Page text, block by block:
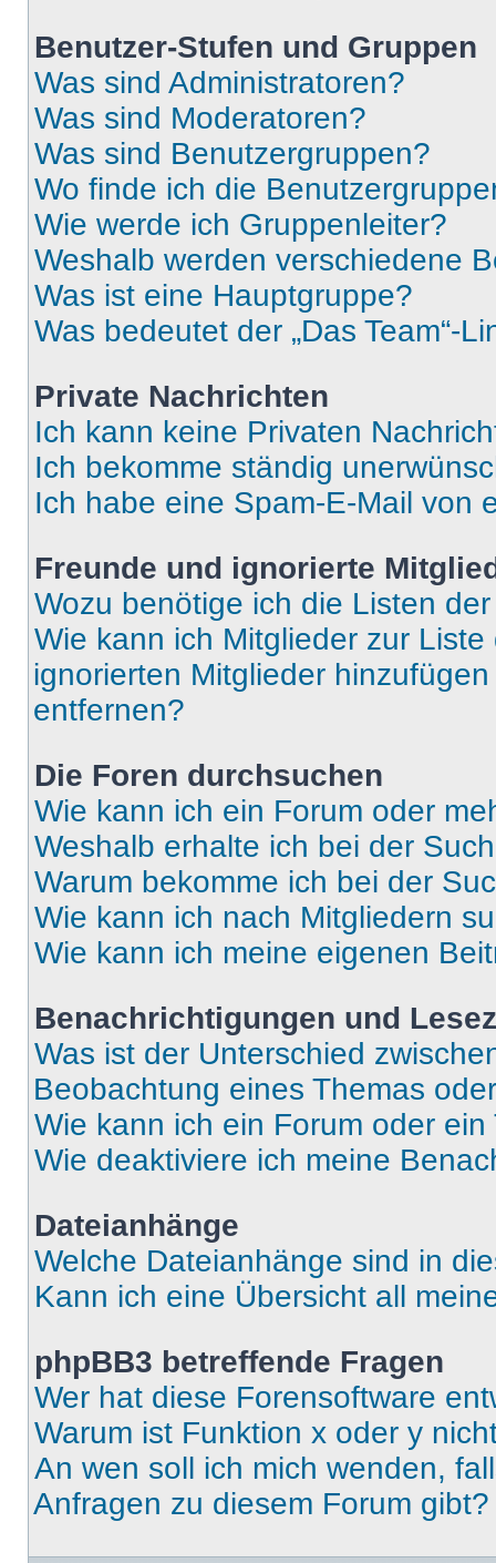
Benutzer-Stufen und Gruppen
Was sind Administratoren?
Was sind Moderatoren?
Was sind Benutzergruppen?
Wo finde ich die
Wie werde ich Gruppenleiter?
Weshalb werden verschiedene
Was ist eine Hauptgruppe?
Was bedeutet der „Das Team“-
Private Nachrichten
Ich kann keine Privaten
Ich bekomme ständig
Ich habe eine Spam-E-Mail von
Freunde und ignorierte
Wozu benötige ich die Listen
Wie kann ich Mitglieder zur
ignorierten Mitglieder
entfernen?
Die Foren durchsuchen
Wie kann ich ein Forum oder
Weshalb erhalte ich bei der
Warum bekomme ich bei der
Wie kann ich nach Mitgliedern
Wie kann ich meine eigenen
Benachrichtigungen und
Was ist der Unterschied
Beobachtung eines Themas
Wie kann ich ein Forum oder
Wie deaktiviere ich meine
Dateianhänge
Welche Dateianhänge sind in
Kann ich eine Übersicht all
phpBB3 betreffende Fragen
Wer hat diese Forensoftware
Warum ist Funktion x oder y
An wen soll ich mich wenden,
Anfragen zu diesem Forum gibt?